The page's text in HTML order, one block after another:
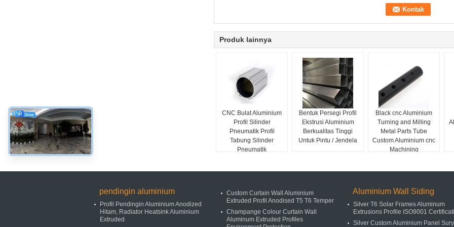
Produk lainnya
CNC Bulat Aluminium
Profil Silinder
Pneumatik Profil
Tabung Silinder
Pneumatik
Bentuk Persegi Profil
Ekstrusi Aluminium
Berkualitas Tinggi
Untuk Pintu / Jendela
Black cnc Aluminium
Turning and Milling
Metal Parts Tube
Custom Aluminium cnc
Machining
pendingin aluminium
Profil Pendingin Aluminium Anodized
Hitam, Radiator Heatsink Aluminium
Extruded
Custom Curtain Wall Aluminium
Extruded Profil Anodised T5 T6 Temper
Champange Colour Curtain Wall
Aluminum Extruded Profiles
Aluminium Wall Siding
Silver T6 Solar Frames Aluminum
Extrusions Profile ISO9001
Silver Custom Aluminium Panel